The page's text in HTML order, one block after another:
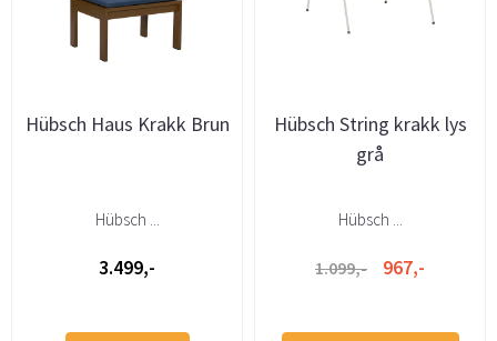
Hübsch Haus Krakk Brun
Hübsch ...
3.499,-
Hübsch String krakk lys
grå
Hübsch ...
1.099,- 967,-